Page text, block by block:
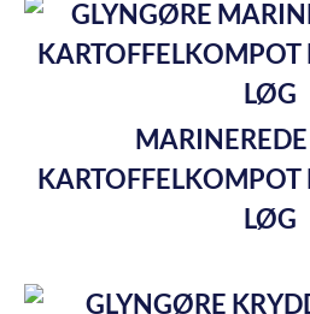
KARTOFFELKOMPOT
LØG